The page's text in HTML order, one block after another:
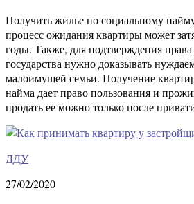
Получить жилье по социальному
процесс ожидания квартиры может
годы. Также, для подтверждения
государства нужно доказывать
малоимущей семьи. Получение
найма дает право пользования и
продать ее можно только после
ДДУ
27/02/2020